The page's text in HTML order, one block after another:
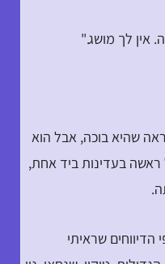
אין לך מושג."
שהיא בוכה, אבל הוא
ראשה בעדינות ביד אחת,
שראיתי